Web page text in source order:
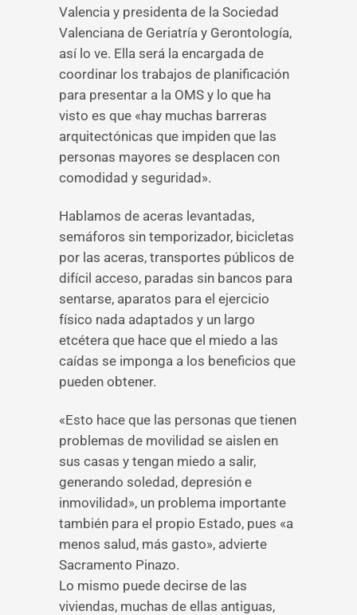
Valencia y presidenta de la Sociedad
Valenciana de Geriatría y Gerontología,
así lo ve. Ella será la encargada de
coordinar los trabajos de planificación
para presentar a la OMS y lo que ha
visto es que «hay muchas barreras
arquitectónicas que impiden que las
personas mayores se desplacen con
comodidad y seguridad».
Hablamos de aceras levantadas,
semáforos sin temporizador, bicicletas
por las aceras, transportes públicos de
difícil acceso, paradas sin bancos para
sentarse, aparatos para el ejercicio
físico nada adaptados y un largo
etcétera que hace que el miedo a las
caídas se imponga a los beneficios que
pueden obtener.
«Esto hace que las personas que tienen
problemas de movilidad se aislen en
sus casas y tengan miedo a salir,
generando soledad, depresión e
inmovilidad», un problema importante
también para el propio Estado, pues «a
menos salud, más gasto», advierte
Sacramento Pinazo.
Lo mismo puede decirse de las
viviendas, muchas de ellas antiguas,